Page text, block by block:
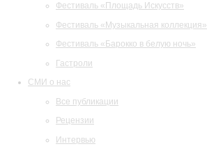
Фестиваль «Площадь Искусств»
Фестиваль «Музыкальная коллекция»
Фестиваль «Барокко в белую ночь»
Гастроли
СМИ о нас
Все публикации
Рецензии
Интервью